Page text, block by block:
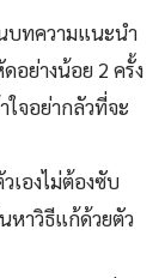
บทความแนะนำ
อย่างน้อย 2 ครั้ง
ใจอย่ากลัวที่จะ
เองไม่ต้องซับ
หาวิธีแก้ด้วยตัว